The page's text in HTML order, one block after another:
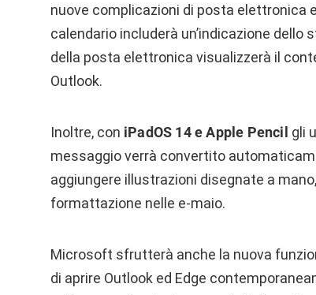
nuove complicazioni di posta elettronica
calendario includerà un’indicazione
della posta elettronica visualizzerà il
Outlook.
Inoltre, con iPadOS 14 e Apple Pencil gli
messaggio verrà convertito
aggiungere illustrazioni disegnate a
formattazione nelle e-maio.
Microsoft sfrutterà anche la nuova
di aprire Outlook ed Edge